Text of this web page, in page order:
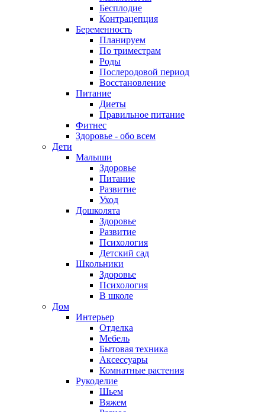
Бесплодие
Контрацепция
Беременность
Планируем
По триместрам
Роды
Послеродовой период
Восстановление
Питание
Диеты
Правильное питание
Фитнес
Здоровье - обо всем
Дети
Малыши
Здоровье
Питание
Развитие
Уход
Дошколята
Здоровье
Развитие
Психология
Детский сад
Школьники
Здоровье
Психология
В школе
Дом
Интерьер
Отделка
Мебель
Бытовая техника
Аксессуары
Комнатные растения
Рукоделие
Шьем
Вяжем